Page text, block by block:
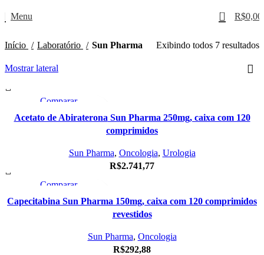
Menu 0 R$0,00
Início Laboratório Sun Pharma Exibindo todos 7 resultados
Mostrar lateral
Comparar
Visualização Rápida
Adicionar à Lista de Desejos
Acetato de Abiraterona Sun Pharma 250mg, caixa com 120
comprimidos
Sun Pharma, Oncologia, Urologia
R$2.741,77
Comparar
Visualização Rápida
Capecitabina Sun Pharma 150mg, caixa com 120 comprimidos
revestidos
Sun Pharma, Oncologia
R$292,88